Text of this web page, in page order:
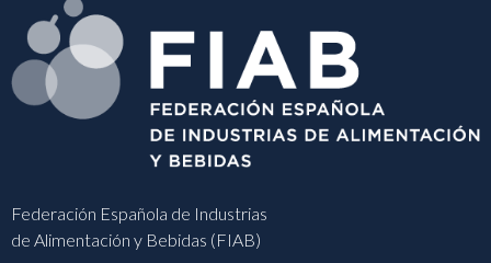
Federación Española de Industrias
de Alimentación y Bebidas (FIAB)